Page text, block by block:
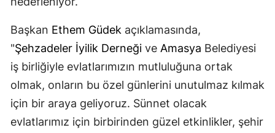
Başkan Ethem Güdek açıklamasında,
"Şehzadeler İyilik Derneği ve Amasya Belediyesi
iş birliğiyle evlatlarımızın mutluluğuna ortak
olmak, onların bu özel günlerini unutulmaz kılmak
için bir araya geliyoruz. Sünnet olacak
evlatlarımız için birbirinden güzel etkinlikler, şehir